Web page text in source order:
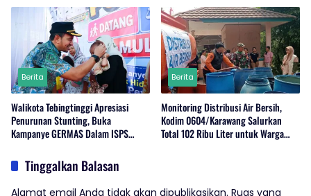
Berita
Walikota Tebingtinggi Apresiasi
Penurunan Stunting, Buka
Kampanye GERMAS Dalam ISPS
Berita
Monitoring Distribusi Air Bersih,
Kodim 0604/Karawang Salurkan
Total 102 Ribu Liter untuk Warga
Tinggalkan Balasan
Alamat email Anda tidak akan dipublikasikan. Ruas yang